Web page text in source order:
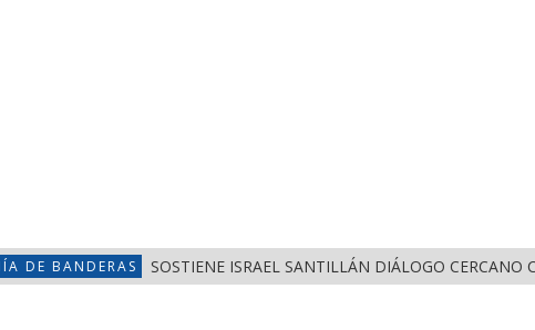
DE BANDERAS SOSTIENE ISRAEL SANTILLÁN DIÁLOGO